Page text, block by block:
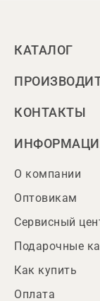
КАТАЛОГ
КОНТАКТЫ
О компании
Оптовикам
Сервисный
Подарочные
Как купить
Оплата